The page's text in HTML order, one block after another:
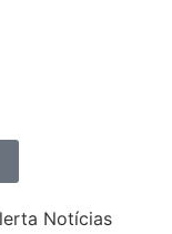
Notícias